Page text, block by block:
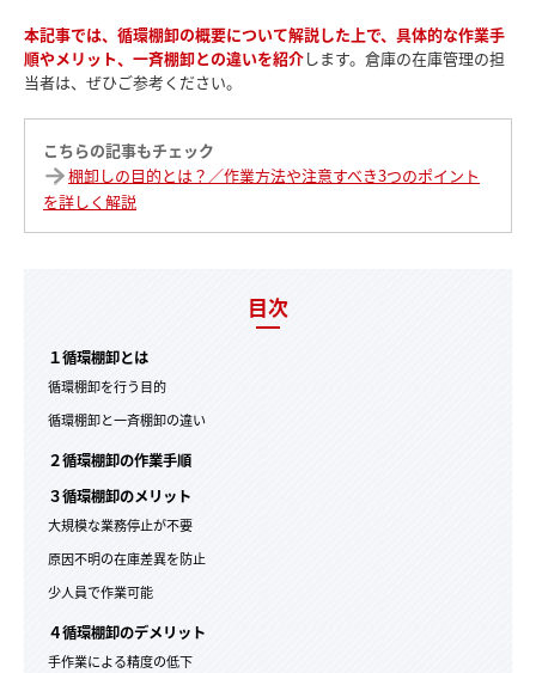
本記事では、循環棚卸の概要について解説した上で、具体的な作業手
順やメリット、一斉棚卸との違いを紹介します。倉庫の在庫管理の担
当者は、ぜひご参考ください。
こちらの記事もチェック
棚卸しの目的とは？／作業方法や注意すべき3つのポイント
を詳しく解説
目次
１循環棚卸とは
循環棚卸を行う目的
循環棚卸と一斉棚卸の違い
２循環棚卸の作業手順
３循環棚卸のメリット
大規模な業務停止が不要
原因不明の在庫差異を防止
少人員で作業可能
４循環棚卸のデメリット
手作業による精度の低下